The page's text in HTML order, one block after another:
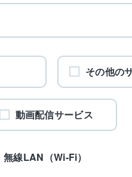
その他の
動画配信サービス
無線LAN（Wi-Fi）